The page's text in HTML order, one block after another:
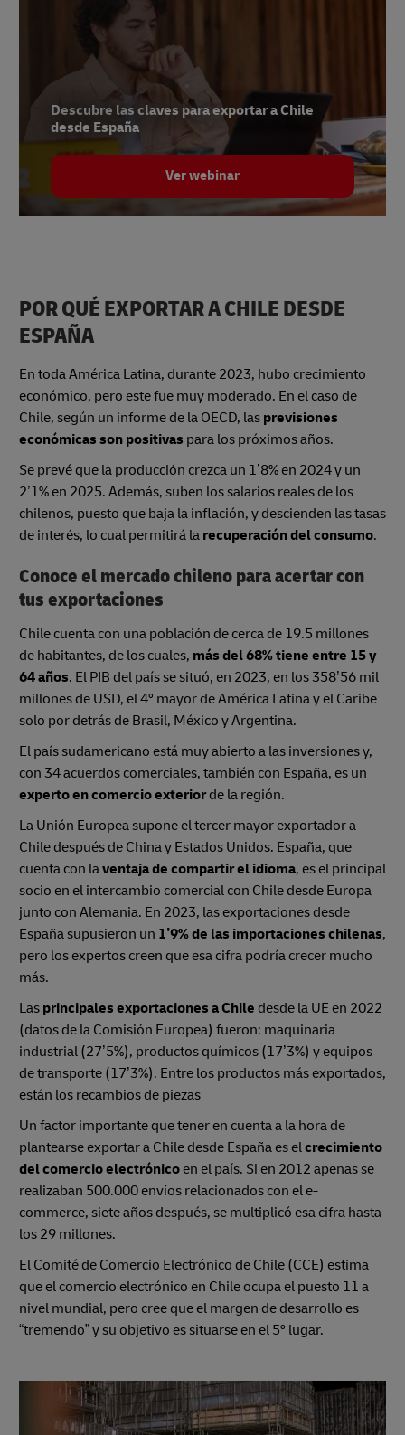
Descubre las claves para exportar a Chile
desde España
Ver webinar
POR QUÉ EXPORTAR A CHILE DESDE
ESPAÑA
En toda América Latina, durante 2023, hubo crecimiento
económico, pero este fue muy moderado. En el caso de
Chile, según un informe de la OECD, las previsiones
económicas son positivas para los próximos años.
Se prevé que la producción crezca un 1’8% en 2024 y un
2’1% en 2025. Además, suben los salarios reales de los
chilenos, puesto que baja la inflación, y descienden las tasas
de interés, lo cual permitirá la recuperación del consumo.
Conoce el mercado chileno para acertar con
tus exportaciones
Chile cuenta con una población de cerca de 19.5 millones
de habitantes, de los cuales, más del 68% tiene entre 15 y
64 años. El PIB del país se situó, en 2023, en los 358’56 mil
millones de USD, el 4º mayor de América Latina y el Caribe
solo por detrás de Brasil, México y Argentina.
El país sudamericano está muy abierto a las inversiones y,
con 34 acuerdos comerciales, también con España, es un
experto en comercio exteriorde la región.
La Unión Europea supone el tercer mayor exportador a
Chile después de China y Estados Unidos. España, que
cuenta con laventaja de compartir el idioma, es el principal
socio en el intercambio comercial con Chile desde Europa
junto con Alemania. En 2023, las exportaciones desde
España supusieron un 1’9% de las importaciones chilenas,
pero los expertos creen que esa cifra podría crecer mucho
más.
Las principales exportaciones a Chile desde la UE en 2022
(datos de la Comisión Europea) fueron: maquinaria
industrial (27’5%), productos químicos (17’3%) y equipos
de transporte (17’3%). Entre los productos más exportados,
están los recambios de piezas
Un factor importante que tener en cuenta a la hora de
plantearse exportar a Chile desde España es elcrecimiento
del comercio electrónico en el país. Si en 2012 apenas se
realizaban 500.000 envíos relacionados con el e-
commerce, siete años después, se multiplicó esa cifra hasta
los 29 millones.
El Comité de Comercio Electrónico de Chile (CCE) estima
que el comercio electrónico en Chile ocupa el puesto 11 a
nivel mundial, pero cree que el margen de desarrollo es
“tremendo” y su objetivo es situarse en el 5º lugar.